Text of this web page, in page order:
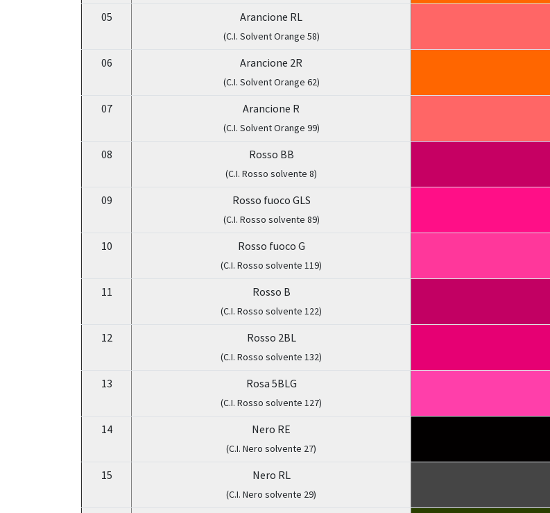
05 Arancione RL
(C.I. Solvent Orange 58)
06 Arancione 2R
(C.I. Solvent Orange 62)
07 Arancione R
(C.I. Solvent Orange 99)
08 Rosso BB
(C.I. Rosso solvente 8)
09 Rosso fuoco GLS
(C.I. Rosso solvente 89)
10 Rosso fuoco G
(C.I. Rosso solvente 119)
11 Rosso B
(C.I. Rosso solvente 122)
12 Rosso 2BL
(C.I. Rosso solvente 132)
13 Rosa 5BLG
(C.I. Rosso solvente 127)
14 Nero RE
(C.I. Nero solvente 27)
15 Nero RL
(C.I. Nero solvente 29)